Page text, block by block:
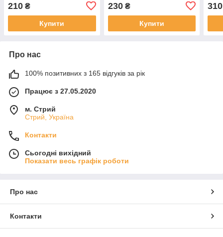
210 ₴
Купити
230₴
Купити
310
Про нас
100% позитивних з 165 відгуків за рік
Працює з 27.05.2020
м. Стрий
Стрий, Україна
Контакти
Сьогодні вихідний
Показати весь графік роботи
Про нас
Контакти